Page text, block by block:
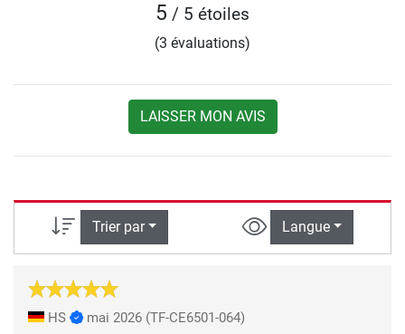
5 / 5 étoiles
(3 évaluations)
LAISSER MON AVIS
Trier par Langue
HS mai 2026 (TF-CE6501-064)